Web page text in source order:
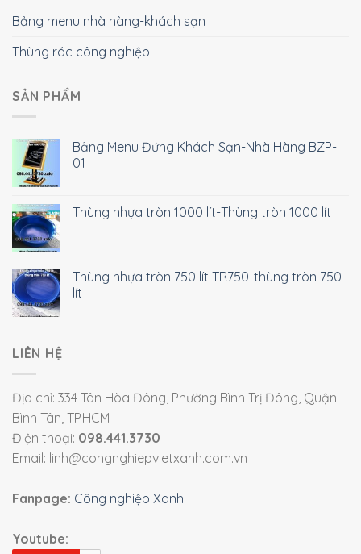
Bảng menu nhà hàng-khách sạn
Thùng rác công nghiệp
SẢN PHẨM
Bảng Menu Đứng Khách Sạn-Nhà Hàng BZP-
01
Thùng nhựa tròn 1000 lít-Thùng tròn 1000 lít
Thùng nhựa tròn 750 lít TR750-thùng tròn 750
lít
LIÊN HỆ
Địa chỉ: 334 Tân Hòa Đông, Phường Bình Trị Đông, Quận
Bình Tân, TP.HCM
Điện thoại: 098.441.3730
Email: linh@congnghiepvietxanh.com.vn
Fanpage: Công nghiệp Xanh
Youtube: